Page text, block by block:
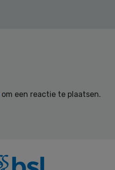
om een reactie te plaatsen.